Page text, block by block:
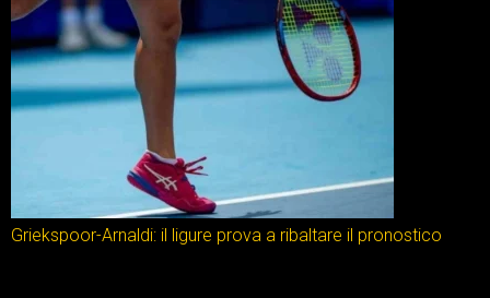
Griekspoor-Arnaldi: il ligure prova a ribaltare il pronostico